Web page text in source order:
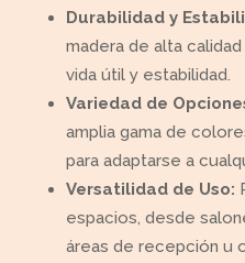
Durabilidad y
madera de alta
vida útil y estabilidad.
Variedad de
amplia gama de
para adaptarse a
Versatilidad de Uso:
espacios, desde
áreas de recepción u